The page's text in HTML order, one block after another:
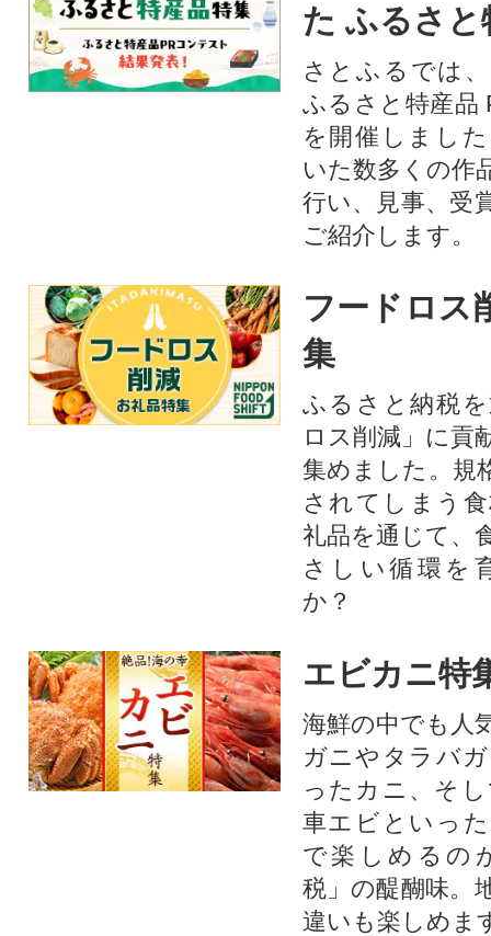
た ふるさと
さとふるでは
ふるさと特産品
を開催しまし
いた数多くの作
行い、見事、受
ご紹介します。
フードロス
集
ふるさと納税
ロス削減」に貢
集めました。規
されてしまう
礼品を通じて、
さしい循環を
か？​
エビカニ特
海鮮の中でも人
ガニやタラバ
ったカニ、そ
車エビといっ
で楽しめるの
税」の醍醐味。
違いも楽しめま